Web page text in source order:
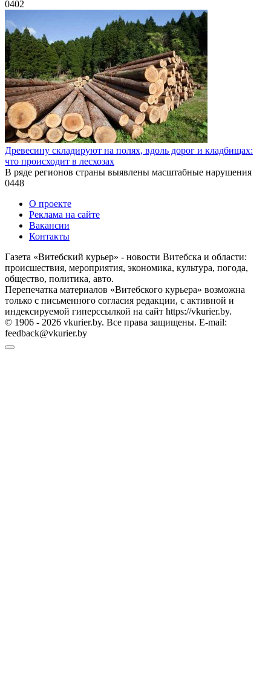
0402
Древесину складируют на полях, вдоль дорог и кладбищах:
что происходит в лесхозах
В ряде регионов страны выявлены масштабные нарушения
0448
О проекте
Реклама на сайте
Вакансии
Контакты
Газета «Витебский курьер» - новости Витебска и области:
происшествия, мероприятия, экономика, культура, погода,
общество, политика, авто.
Перепечатка материалов «Витебского курьера» возможна
только с письменного согласия редакции, с активной и
индексируемой гиперссылкой на сайт https://vkurier.by.
© 1906 - 2026 vkurier.by. Все права защищены. E-mail:
feedback@vkurier.by